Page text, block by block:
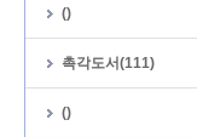
()
촉각도서(111)
()